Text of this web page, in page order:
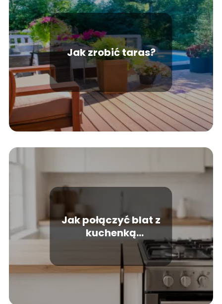
Jak zrobić taras?
Jak połączyć blat z
kuchenką
wolnostojącą?